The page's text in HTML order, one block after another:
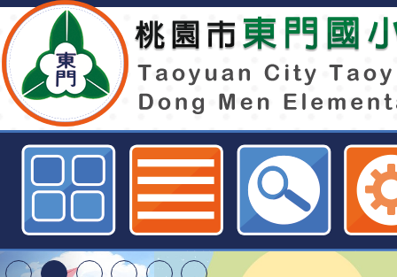
文化部推廣「第47次中小學生讀物
單-桃園市東門國小全球資訊網